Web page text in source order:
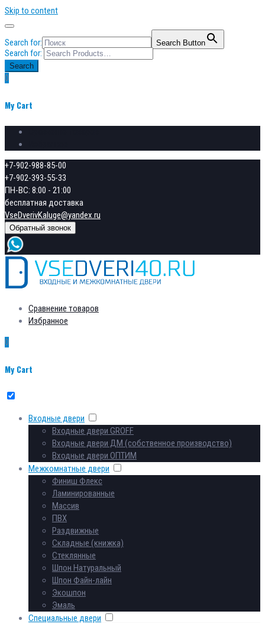
Skip to content
Search for: Search Button
Search for:
Search
0
My Cart
+7-902-988-85-00
+7-902-393-55-33
ПН-ВС: 8:00 - 21:00
бесплатная доставка
VseDverivKaluge@yandex.ru
Обратный звонок
Сравнение товаров
Избранное
0
My Cart
Входные двери
Входные двери GROFF
Входные двери ДМ (собственное производство)
Входные двери ОПТИМ
Межкомнатные двери
Финиш Флекс
Ламинированные
Массив
ПВХ
Раздвижные
Складные (книжка)
Стеклянные
Шпон Натуральный
Шпон Файн-лайн
Экошпон
Эмаль
Специальные двери